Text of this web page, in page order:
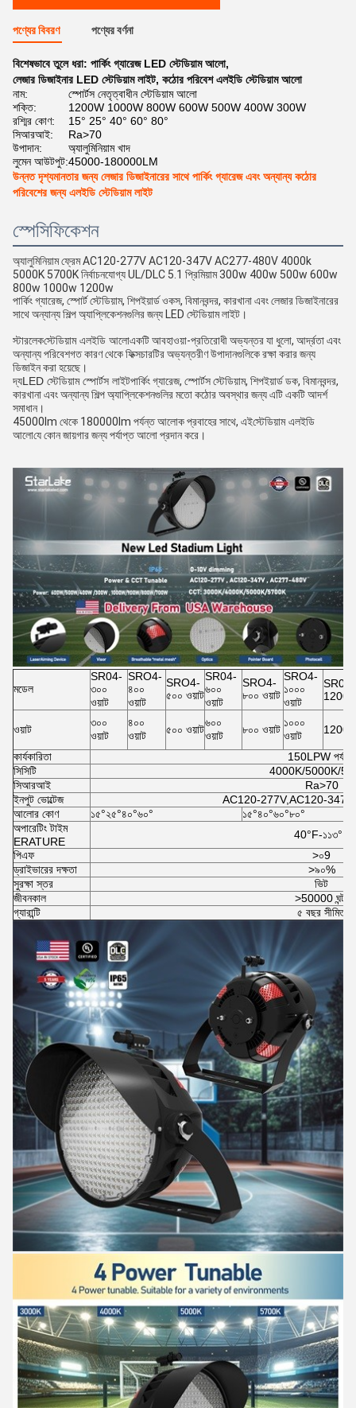
পণ্যের বিবরণ পণ্যের বর্ণনা
বিশেষভাবে তুলে ধরা: পার্কিং গ্যারেজ LED স্টেডিয়াম আলো,
লেজার ডিজাইনার LED স্টেডিয়াম লাইট, কঠোর পরিবেশ এলইডি স্টেডিয়াম আলো
নাম:
স্পোর্টস নেতৃত্বাধীন স্টেডিয়াম আলো
শক্তি:
1200W 1000W 800W 600W 500W 400W 300W
রশ্মির কোণ:
15° 25° 40° 60° 80°
সিআরআই:
Ra>70
উপাদান:
অ্যালুমিনিয়াম খাদ
লুমেন আউটপুট:45000-180000LM
উন্নত দৃশ্যমানতার জন্য লেজার ডিজাইনারের সাথে পার্কিং গ্যারেজ এবং অন্যান্য কঠোর
পরিবেশের জন্য এলইডি স্টেডিয়াম লাইট
স্পেসিফিকেশন
অ্যালুমিনিয়াম ফ্রেম AC120-277V AC120-347V AC277-480V 4000k
5000K 5700K নির্বাচনযোগ্য UL/DLC 5.1 প্রিমিয়াম 300w 400w 500w 600w
800w 1000w 1200w
পার্কিং গ্যারেজ, স্পোর্ট স্টেডিয়াম, শিপইয়ার্ড ওকস, বিমানবন্দর, কারখানা এবং লেজার ডিজাইনারের
সাথে অন্যান্য শিল্প অ্যাপ্লিকেশনগুলির জন্য LED স্টেডিয়াম লাইট।
স্টারলেকস্টেডিয়াম এলইডি আলোএকটি আবহাওয়া-প্রতিরোধী অভ্যন্তর যা ধুলো, আর্দ্রতা এবং
অন্যান্য পরিবেশগত কারণ থেকে ফিক্সচারটির অভ্যন্তরীণ উপাদানগুলিকে রক্ষা করার জন্য
ডিজাইন করা হয়েছে।
দ্যLED স্টেডিয়াম স্পোর্টস লাইটপার্কিং গ্যারেজ, স্পোর্টস স্টেডিয়াম, শিপইয়ার্ড ডক, বিমানবন্দর,
কারখানা এবং অন্যান্য শিল্প অ্যাপ্লিকেশনগুলির মতো কঠোর অবস্থার জন্য এটি একটি আদর্শ
সমাধান।
45000lm থেকে 180000lm পর্যন্ত আলোক প্রবাহের সাথে, এইস্টেডিয়াম এলইডি
আলোযে কোন জায়গার জন্য পর্যাপ্ত আলো প্রদান করে।
মডেল
SR04-
৩০০
ওয়াট
SRO4-
৪০০
ওয়াট
SRO4-
৫০০ ওয়াট
SR04-
৬০০
ওয়াট
SRO4-
৮০০ ওয়াট
SRO4-
১০০০
ওয়াট
SR04-
ওয়াট
৩০০
ওয়াট
৪০০
ওয়াট
৫০০ ওয়াট
৬০০
ওয়াট
৮০০ ওয়াট
১০০০
ওয়াট
কার্যকারিতা
150LPW পর্যন্ত
সিসিটি
4000K/5000K/
সিআরআই
Ra>70
ইনপুট ভোল্টেজ
AC120-277V,AC120-
আলোর কোণ
১৫°২৫°৪০°৬০°
১৫°৪০°৬০°৮০°
অপারেটিং টাইম
ERATURE
40°F-১১৩°F
পিএফ
>০9
ড্রাইভারের দক্ষতা
>৯০%
সুরক্ষা স্তর
ভিট
জীবনকাল
>50000 ঘন্টা
গ্যারান্টি
৫ বছর সীমিত